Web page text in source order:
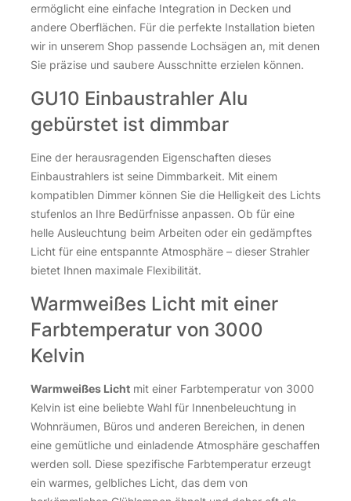
ermöglicht eine einfache Integration in Decken und
andere Oberflächen. Für die perfekte Installation bieten
wir in unserem Shop passende Lochsägen an, mit denen
Sie präzise und saubere Ausschnitte erzielen können.
GU10 Einbaustrahler Alu
gebürstet ist dimmbar
Eine der herausragenden Eigenschaften dieses
Einbaustrahlers ist seine Dimmbarkeit. Mit einem
kompatiblen Dimmer können Sie die Helligkeit des Lichts
stufenlos an Ihre Bedürfnisse anpassen. Ob für eine
helle Ausleuchtung beim Arbeiten oder ein gedämpftes
Licht für eine entspannte Atmosphäre – dieser Strahler
bietet Ihnen maximale Flexibilität.
Warmweißes Licht mit einer
Farbtemperatur von 3000
Kelvin
Warmweißes Licht mit einer Farbtemperatur von 3000
Kelvin ist eine beliebte Wahl für Innenbeleuchtung in
Wohnräumen, Büros und anderen Bereichen, in denen
eine gemütliche und einladende Atmosphäre geschaffen
werden soll. Diese spezifische Farbtemperatur erzeugt
ein warmes, gelbliches Licht, das dem von